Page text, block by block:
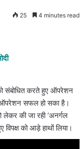
25 4 minutes read
संबोधित करते हुए ऑपरेशन
ऑपरेशन सफल हो सका है।
लेकर की जा रही ‘अनर्गल
को आड़े हाथों लिया।